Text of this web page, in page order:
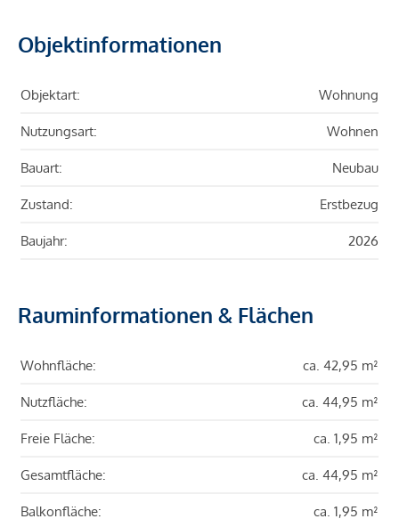
Objektinformationen
Objektart: Wohnung
Nutzungsart: Wohnen
Bauart: Neubau
Zustand: Erstbezug
Baujahr: 2026
Rauminformationen & Flächen
Wohnfläche: ca. 42,95 m²
Nutzfläche: ca. 44,95 m²
Freie Fläche: ca. 1,95 m²
Gesamtfläche: ca. 44,95 m²
Balkonfläche: ca. 1,95 m²